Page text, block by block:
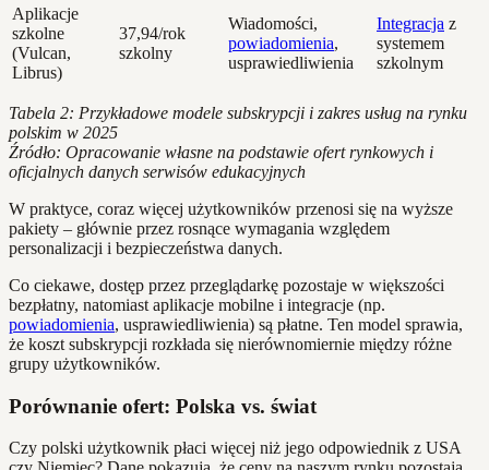
Aplikacje
szkolne
(Vulcan,
Librus)
37,94/rok
szkolny
Wiadomości,
powiadomienia,
usprawiedliwienia
Integracja z
systemem
szkolnym
Tabela 2: Przykładowe modele subskrypcji i zakres usług na rynku
polskim w 2025
Źródło: Opracowanie własne na podstawie ofert rynkowych i
oficjalnych danych serwisów edukacyjnych
W praktyce, coraz więcej użytkowników przenosi się na wyższe
pakiety – głównie przez rosnące wymagania względem
personalizacji i bezpieczeństwa danych.
Co ciekawe, dostęp przez przeglądarkę pozostaje w większości
bezpłatny, natomiast aplikacje mobilne i integracje (np.
powiadomienia, usprawiedliwienia) są płatne. Ten model sprawia,
że koszt subskrypcji rozkłada się nierównomiernie między różne
grupy użytkowników.
Porównanie ofert: Polska vs. świat
Czy polski użytkownik płaci więcej niż jego odpowiednik z USA